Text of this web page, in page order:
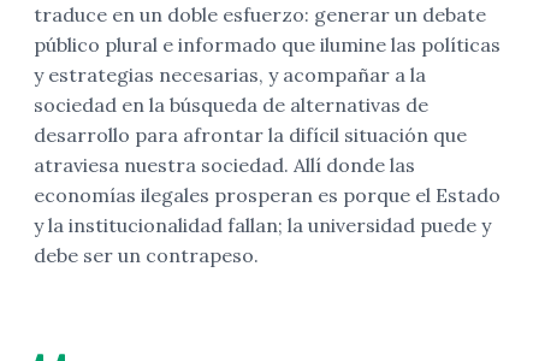
traduce en un doble esfuerzo: generar un debate
público plural e informado que ilumine las políticas
y estrategias necesarias, y acompañar a la
sociedad en la búsqueda de alternativas de
desarrollo para afrontar la difícil situación que
atraviesa nuestra sociedad. Allí donde las
economías ilegales prosperan es porque el Estado
y la institucionalidad fallan; la universidad puede y
debe ser un contrapeso.